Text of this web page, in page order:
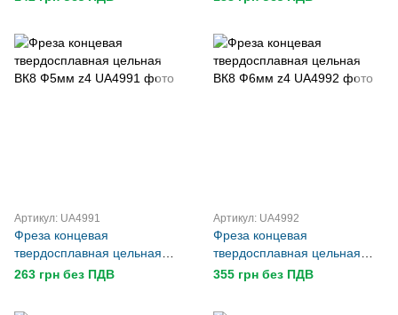
Артикул: UA4991
Фреза концевая
твердосплавная цельная
ВК8 Ф5мм z4
263 грн без ПДВ
Артикул: UA4992
Фреза концевая
твердосплавная цельная
ВК8 Ф6мм z4
355 грн без ПДВ